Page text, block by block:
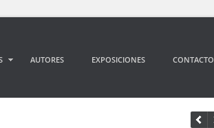
AUTORES EXPOSICIONES CONTACTO